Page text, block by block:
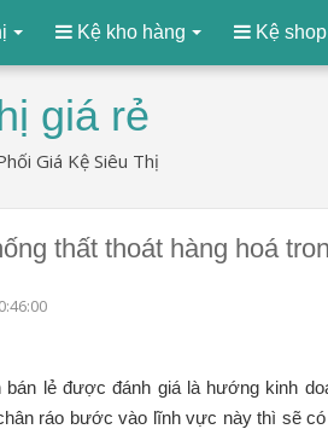
Kệ kho hàng Kệ
giá rẻ
Giá Kệ Siêu Thị
thất thoát hàng hoá
lẻ được đánh giá là hướng kinh
ráo bước vào lĩnh vực này thì sẽ